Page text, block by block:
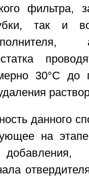
фильтра,
так и
30°С до
данного
на